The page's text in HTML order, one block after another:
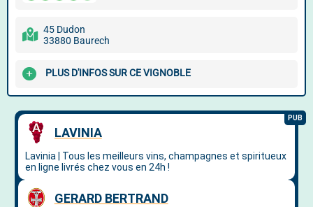
45 Dudon
33880 Baurech
PLUS D'INFOS SUR CE VIGNOBLE